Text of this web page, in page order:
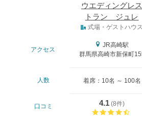
ウエディングレス
トラン ジュレ
式場・ゲストハウス
アクセス
JR高崎駅
群馬県高崎市新保町
人数 着席：10名 ～ 100名
口コミ 4.1 (8件)